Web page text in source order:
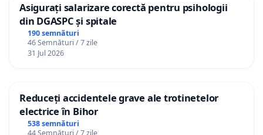
Asigurați salarizare corectă pentru psihologii
din DGASPC și spitale
190 semnături
46 Semnături / 7 zile
31 Jul 2026
Reduceți accidentele grave ale trotinetelor
electrice în Bihor
538 semnături
44 Semnături / 7 zile